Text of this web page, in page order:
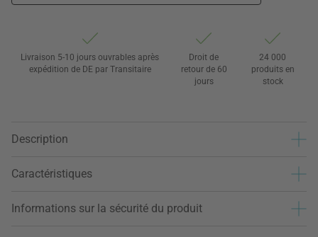
Livraison 5-10 jours ouvrables après
expédition de DE par Transitaire
Droit de
retour de 60
jours
24 000
produits en
stock
Description
Caractéristiques
Informations sur la sécurité du produit